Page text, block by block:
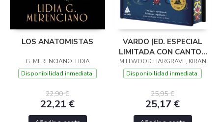
LOS ANATOMISTAS
G. MERENCIANO, LIDIA
Disponibilidad inmediata.
22,90 €
22,21 €
VARDO (ED. ESPECIAL
LIMITADA CON CANTOS
PINTADOS)
MILLWOOD HARGRAVE, KIRAN
Disponibilidad inmediata.
25,95 €
25,17 €